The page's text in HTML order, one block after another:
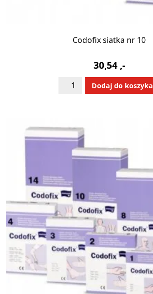
Codofix siatka nr 10
30,54 ,-
ilość
Codofix
10
Dodaj do koszyka
Alternative: